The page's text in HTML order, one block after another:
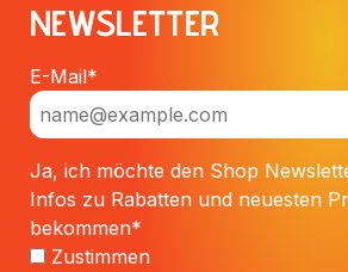
NEWSLETTER
E-Mail*
Ja, ich möchte den Shop
Infos zu Rabatten und neuesten
bekommen*
Zustimmen